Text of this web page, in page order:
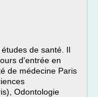
de santé. Il
d'entrée en
de médecine Paris
Odontologie